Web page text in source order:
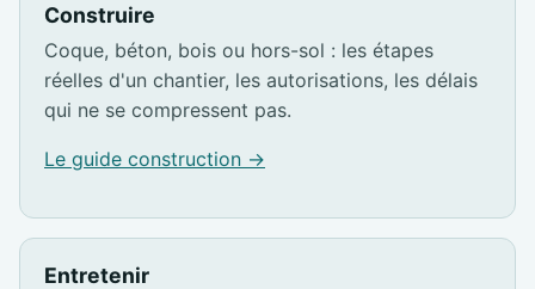
Construire
Coque, béton, bois ou hors-sol : les étapes
réelles d'un chantier, les autorisations, les délais
qui ne se compressent pas.
Le guide construction →
Entretenir